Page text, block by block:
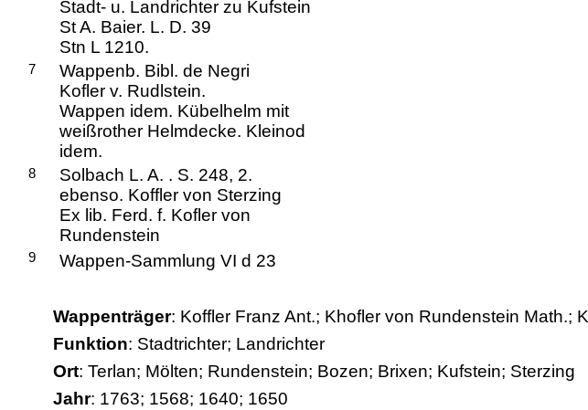
Stadt- u. Landrichter zu Kufstein
St A. Baier. L. D. 39
Stn L 1210.
7
Wappenb. Bibl. de Negri
Kofler v. Rudlstein.
Wappen idem. Kübelhelm mit
weißrother Helmdecke. Kleinod
idem.
8
Solbach L. A. . S. 248, 2.
ebenso. Koffler von Sterzing
Ex lib. Ferd. f. Kofler von
Rundenstein
9 Wappen-Sammlung VI d 23
Wappenträger: Koffler Franz Ant.; Khofler von Rundenstein Math.;
Funktion: Stadtrichter; Landrichter
Ort: Terlan; Mölten; Rundenstein; Bozen; Brixen; Kufstein; Sterzing
Jahr: 1763; 1568; 1640; 1650